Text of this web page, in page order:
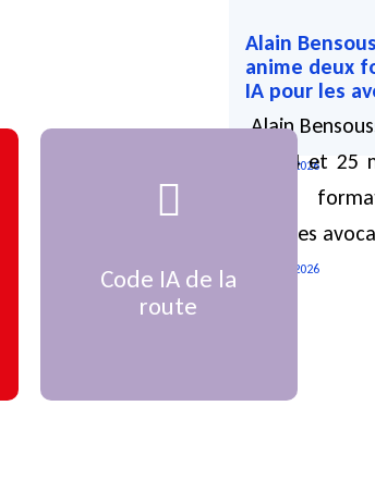
Contrats
Saas et
01 04 2026
Alain
anime deux
IA pour les
Alain
les 24 et 25
deux
pour les
19 02 2026
Code IA de la
route
savoir plus